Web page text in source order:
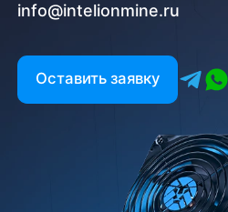
info@intelionmine.ru
Оставить заявку